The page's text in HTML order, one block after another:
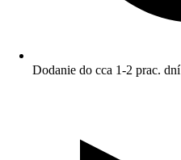
Dodanie do cca 1-2 prac. dní